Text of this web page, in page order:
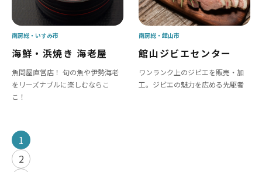
海鮮・浜焼き 海老屋
魚問屋直営店！ 旬の魚や伊勢海老
をリーズナブルに楽しむならこ
こ！
南房総 いすみ市
館山ジビエセンター
ワンランク上のジビエを販売・加
工。ジビエの魅力を広める先駆者
南房総 館山市
1
2